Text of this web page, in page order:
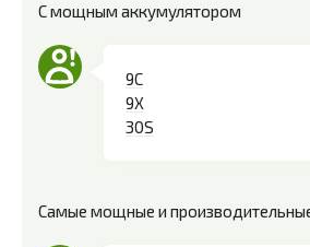
С мощным аккумулятором
9C
9X
30S
Самые мощные и